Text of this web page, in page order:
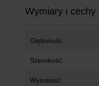
Wymiary i cechy
Głębokość
Szerokość
Wysokość